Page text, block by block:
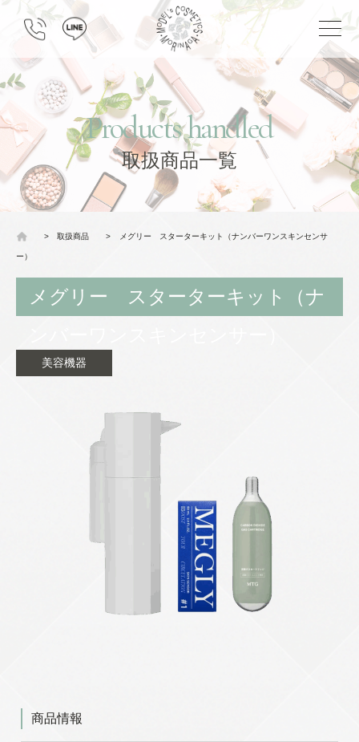
Products handled
取扱商品一覧
> 取扱商品 > メグリー スターターキット（ナンバーワンスキンセンサ
ー）
メグリー スターターキット（ナ
美容機器
商品情報